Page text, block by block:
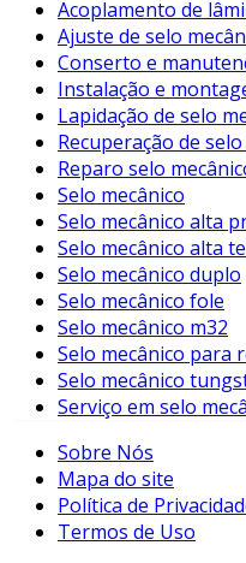
Aplicações Comuns
Bipartido
O acoplamento bipartido
utilizado em várias
aplicação incluem:
Indústria
transmissão e
eficiência no
Indústria
bombas e
de operação é
Indústria de
suportando
Tipos de
Acoplamento de
Ajuste de selo
Conserto e
Instalação e
Lapidação de selo
Recuperação de
Reparo selo
Selo mecânico
Selo mecânico alta
Selo mecânico alta
Selo mecânico duplo
Selo mecânico fole
Selo mecânico m32
Selo mecânico para
Selo mecânico
Serviço em selo
Sobre Nós
Mapa do site
Política de
Termos de Uso